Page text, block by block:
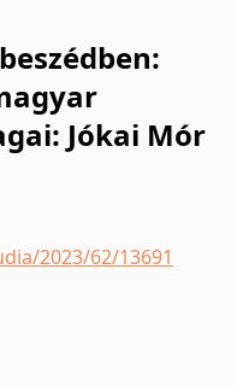
Jókai Mór
2023/62/13691